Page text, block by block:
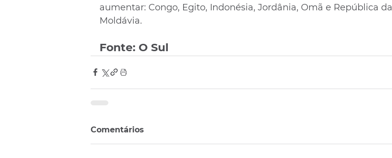
aumentar: Congo, Egito, Indonésia, Jordânia, Omã e República da
Moldávia.
Fonte: O Sul
Comentários